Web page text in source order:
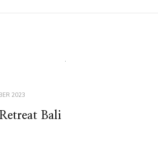
2023
Bali